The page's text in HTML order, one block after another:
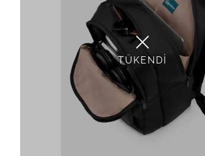
TÜKENDİ